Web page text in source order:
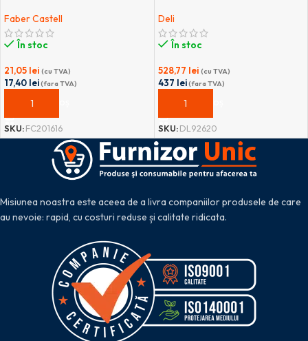
Faber Castell
În stoc
21,05 lei (cu TVA)
17,40 lei(fara TVA)
ADAUGĂ ÎN COȘ
SKU:FC201616
Deli
În stoc
528,77 lei (cu TVA)
437 lei(fara TVA)
ADAUGĂ ÎN COȘ
SKU:DL92620
Misiunea noastra este aceea de a livra companiilor produsele de care
au nevoie: rapid, cu costuri reduse și calitate ridicata.